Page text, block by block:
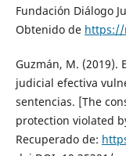
Fundación Diálogo
Obtenido de https://
Guzmán, M.
judicial efectiva
sentencias. [The
protection violated
Recuperado de: